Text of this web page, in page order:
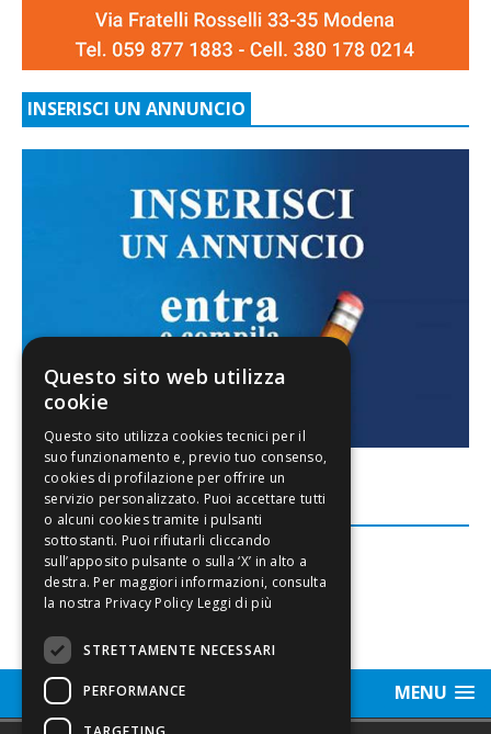
INSERISCI UN ANNUNCIO
FACEBOOK
MENU
Questo sito web utilizza
cookie
Leggi di più
STRETTAMENTE NECESSARI
PERFORMANCE